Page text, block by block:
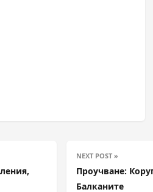
NEXT POST »
Проучване:
Балканите